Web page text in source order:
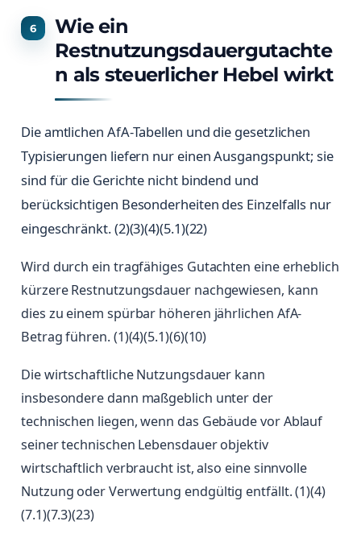
Wie ein
Restnutzungsdauergutachte
n als steuerlicher Hebel wirkt
Die amtlichen AfA-Tabellen und die gesetzlichen
Typisierungen liefern nur einen Ausgangspunkt; sie
sind für die Gerichte nicht bindend und
berücksichtigen Besonderheiten des Einzelfalls nur
eingeschränkt. (2)(3)(4)(5.1)(22)
Wird durch ein tragfähiges Gutachten eine erheblich
kürzere Restnutzungsdauer nachgewiesen, kann
dies zu einem spürbar höheren jährlichen AfA-
Betrag führen. (1)(4)(5.1)(6)(10)
Die wirtschaftliche Nutzungsdauer kann
insbesondere dann maßgeblich unter der
technischen liegen, wenn das Gebäude vor Ablauf
seiner technischen Lebensdauer objektiv
wirtschaftlich verbraucht ist, also eine sinnvolle
Nutzung oder Verwertung endgültig entfällt. (1)(4)
(7.1)(7.3)(23)